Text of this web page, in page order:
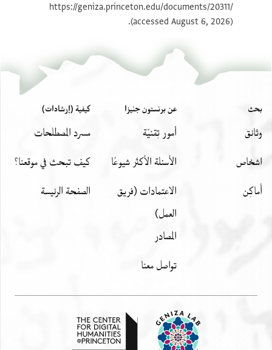
JRL B 1937 2 / 2 leaves, recto تكبير و تدوير
بيان أذونات الصورة
https://geniza.princeton.edu/documents/20311/
(accessed August 6, 2026).
بحث
وثائق
اشخاص
أَماكِن
عن برنستون جنيزا
أمور تِقنيّة
الأسئلة الأكثر شيوعًا
الاعتمادات (فريق
العمل)
المصادر
تواصل معنا
كيفية (إرشادات)
مسرد المصطلحات
كيف تبحث في موقعنا؟
الصفحة الرئيسة